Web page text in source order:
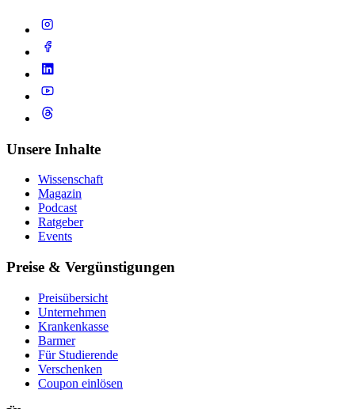
Unsere Inhalte
Wissenschaft
Magazin
Podcast
Ratgeber
Events
Preise & Vergünstigungen
Preisübersicht
Unternehmen
Krankenkasse
Barmer
Für Studierende
Ver­schen­ken
Coupon einlösen